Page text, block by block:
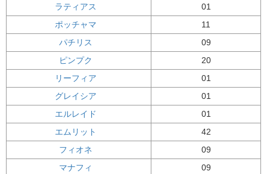
ラティアス
01
ポッチャマ
11
パチリス
09
ピンプク
20
リーフィア
01
グレイシア
01
エルレイド
01
エムリット
42
フィオネ
09
マナフィ
09